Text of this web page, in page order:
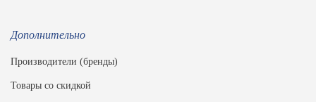
Дополнительно
Производители (бренды)
Товары со скидкой